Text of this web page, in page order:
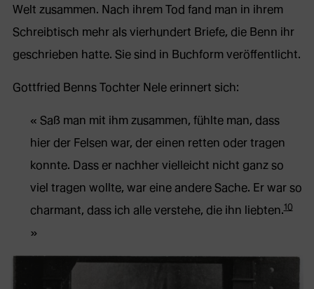
Welt zusammen. Nach ihrem Tod fand man in ihrem
Schreibtisch mehr als vierhundert Briefe, die Benn ihr
geschrieben hatte. Sie sind in Buchform veröffentlicht.
Gottfried Benns Tochter Nele erinnert sich:
Saß man mit ihm zusammen, fühlte man, dass
hier der Felsen war, der einen retten oder tragen
konnte. Dass er nachher vielleicht nicht ganz so
viel tragen wollte, war eine andere Sache. Er war so
charmant, dass ich alle verstehe, die ihn liebten.10